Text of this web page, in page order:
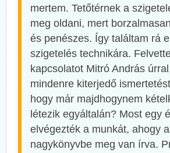
mertem. Tetőtérnek a
meg oldani, mert
és penészes. Így találtam rá
szigetelés technikára.
kapcsolatot Mitró András
mindenre kiterjedő
hogy már majdhogynem
létezik egyáltalán? Most egy
elvégezték a munkát, ahogy
nagykönyvbe meg van írva.